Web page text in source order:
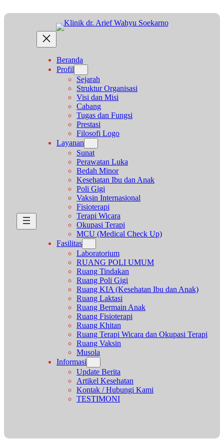
Beranda
Profil
Sejarah
Struktur Organisasi
Visi dan Misi
Cabang
Tugas dan Fungsi
Prestasi
Filosofi Logo
Layanan
Sunat
Perawatan Luka
Bedah Minor
Kesehatan Ibu dan Anak
Poli Gigi
Vaksin Internasional
Fisioterapi
Terapi Wicara
Okupasi Terapi
MCU (Medical Check Up)
Fasilitas
Laboratorium
RUANG POLI UMUM
Ruang Tindakan
Ruang Poli Gigi
Ruang KIA (Kesehatan Ibu dan Anak)
Ruang Laktasi
Ruang Bermain Anak
Ruang Fisioterapi
Ruang Khitan
Ruang Terapi Wicara dan Okupasi Terapi
Ruang Vaksin
Musola
Informasi
Update Berita
Artikel Kesehatan
Kontak / Hubungi Kami
TESTIMONI